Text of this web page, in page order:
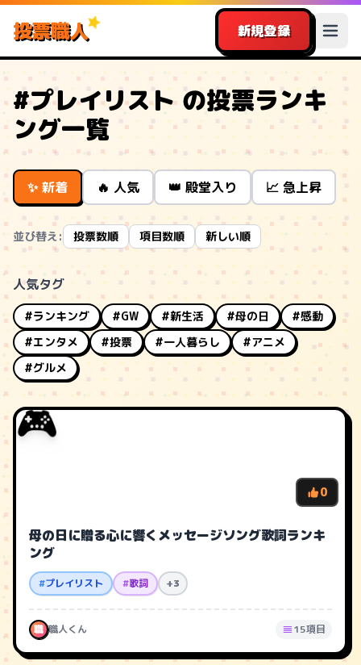
投票職人 新規登録
#プレイリスト の投票ランキ
ング一覧
✨ 新着 🔥 人気 👑 殿堂入り 📈 急上昇
並び替え: 投票数順 項目数順 新しい順
人気タグ
#ランキング #GW #新生活 #母の日
#感動
#エンタメ
#投票 #一人暮らし
#アニメ
#グルメ
🎮
0
母の日に贈る心に響くメッセージソング歌詞ランキ
ング
#プレイリスト #歌詞 +3
職 職人くん 15項目